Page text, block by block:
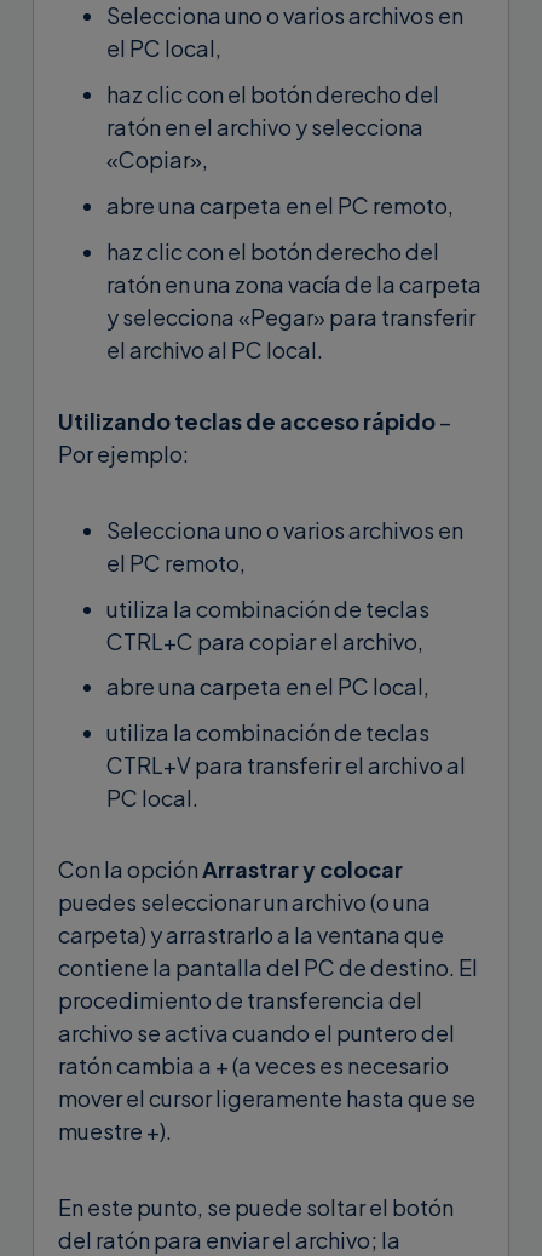
Selecciona uno o varios archivos en
el PC local,
haz clic con el botón derecho del
ratón en el archivo y selecciona
«Copiar»,
abre una carpeta en el PC remoto,
haz clic con el botón derecho del
ratón en una zona vacía de la carpeta
y selecciona «Pegar» para transferir
el archivo al PC local.
Utilizando teclas de acceso rápido–
Por ejemplo:
Selecciona uno o varios archivos en
el PC remoto,
utiliza la combinación de teclas
CTRL+C para copiar el archivo,
abre una carpeta en el PC local,
utiliza la combinación de teclas
CTRL+V para transferir el archivo al
PC local.
Con la opciónArrastrar y colocar
puedes seleccionar un archivo (o una
carpeta) y arrastrarlo a la ventana que
contiene la pantalla del PC de destino. El
procedimiento de transferencia del
archivo se activa cuando el puntero del
ratón cambia a + (a veces es necesario
mover el cursor ligeramente hasta que se
muestre +).
En este punto, se puede soltar el botón
del ratón para enviar el archivo; la